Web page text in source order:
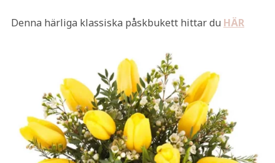
Denna härliga klassiska påskbukett hittar du HÄR